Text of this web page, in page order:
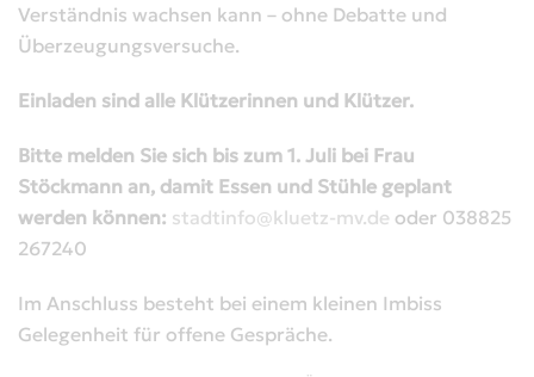
Verständnis wachsen kann – ohne Debatte und
Überzeugungsversuche.
Einladen sind alle Klützerinnen und Klützer.
Bitte melden Sie sich bis zum 1. Juli bei Frau
Stöckmann an, damit Essen und Stühle geplant
werden können: stadtinfo@kluetz-mv.de oder 038825
267240
Im Anschluss besteht bei einem kleinen Imbiss
Gelegenheit für offene Gespräche.